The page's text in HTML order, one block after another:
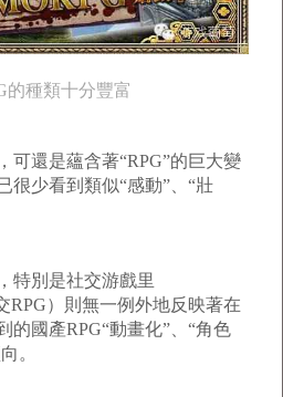
的種類十分豐富
可還是蘊含著“RPG”的巨大變
很少看到類似“感動”、“壯
特別是社交游戲里
RPG）則無一例外地反映著在
的國產RPG“動畫化”、“角色
。